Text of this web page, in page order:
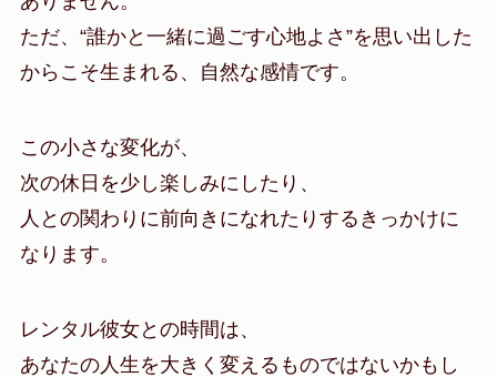
ただ、“誰かと一緒に過ごす心地よさ”を思い出した
からこそ生まれる、自然な感情です。
この小さな変化が、
次の休日を少し楽しみにしたり、
人との関わりに前向きになれたりするきっかけに
なります。
レンタル彼女との時間は、
あなたの人生を大きく変えるものではないかもし